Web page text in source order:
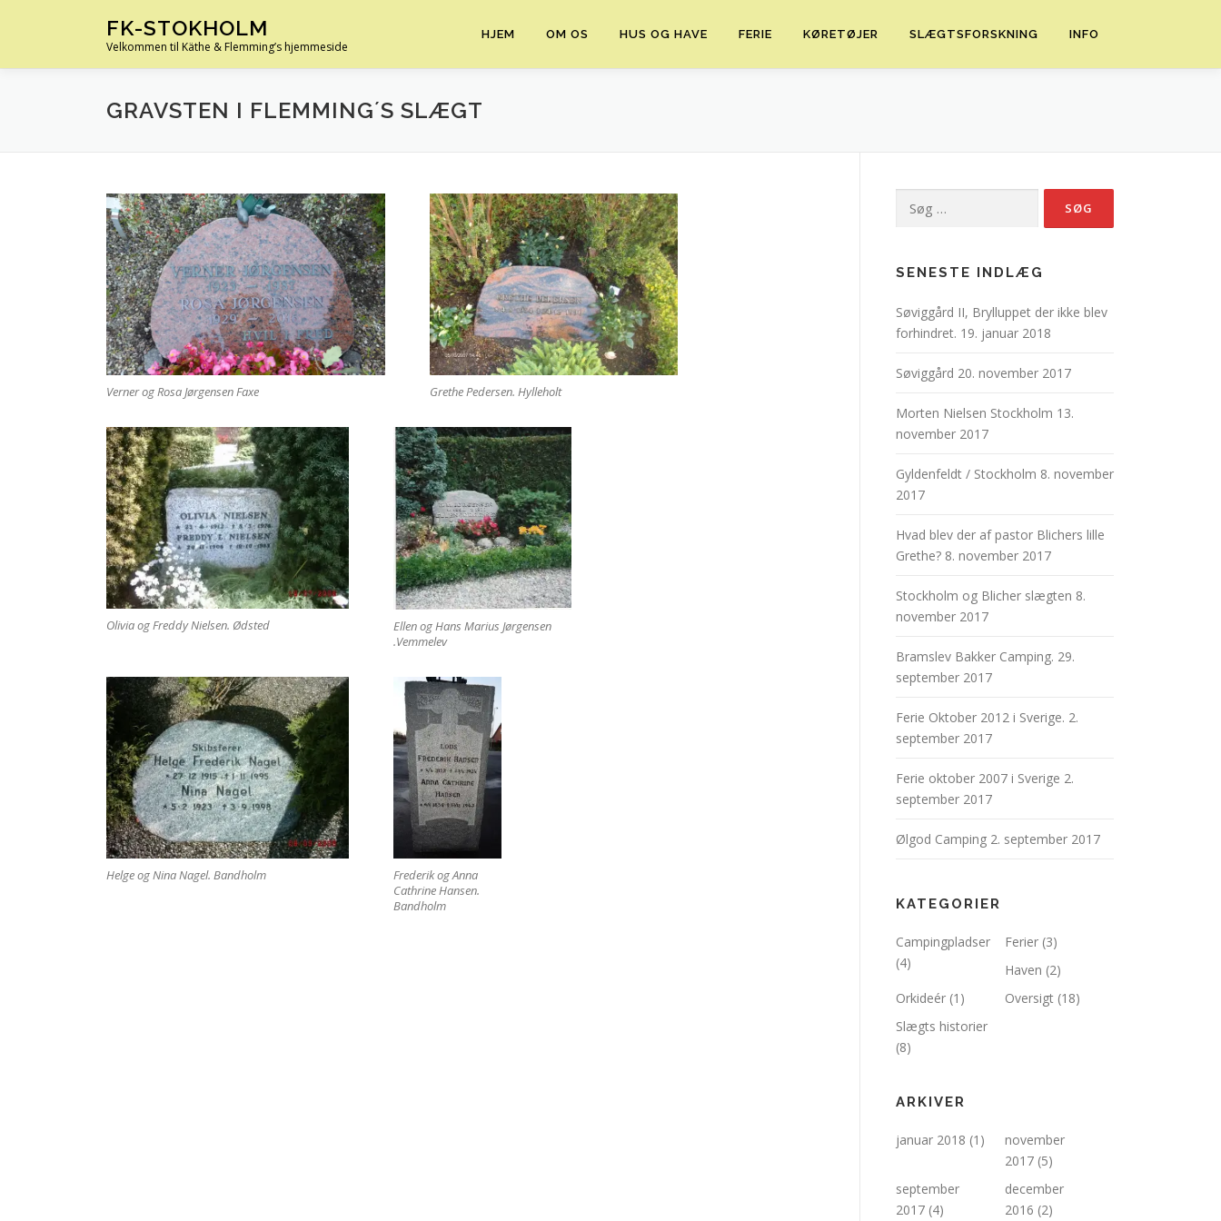
FK-STOKHOLM
Velkommen til Käthe & Flemming’s hjemmeside
HJEM OM OS HUS OG HAVE FERIE KØRETØJER SLÆGTSFORSKNING INFO
GRAVSTEN I FLEMMING´S SLÆGT
Verner og Rosa Jørgensen Faxe Grethe Pedersen. Hylleholt
Olivia og Freddy Nielsen. Ødsted
Ellen og Hans Marius Jørgensen
.Vemmelev
Helge og Nina Nagel. Bandholm
Frederik og Anna
Cathrine Hansen.
Bandholm
efter:
SENESTE INDLÆG
Søviggård II, Brylluppet der ikke blev
forhindret. 19. januar 2018
Søviggård 20. november 2017
Morten Nielsen Stockholm 13.
november 2017
Gyldenfeldt / Stockholm 8. november
2017
Hvad blev der af pastor Blichers lille
Grethe? 8. november 2017
Stockholm og Blicher slægten 8.
november 2017
Bramslev Bakker Camping. 29.
september 2017
Ferie Oktober 2012 i Sverige. 2.
september 2017
Ferie oktober 2007 i Sverige 2.
september 2017
Ølgod Camping 2. september 2017
KATEGORIER
Campingpladser
(4)
Ferier (3)
Haven (2)
Orkideér (1) Oversigt (18)
Slægts historier
(8)
ARKIVER
januar 2018 (1)
november
2017 (5)
september
2017 (4)
december
2016 (2)